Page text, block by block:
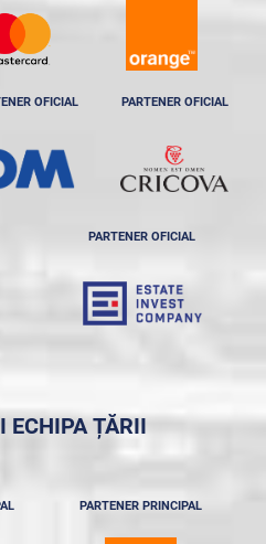
OFICIAL PARTENER OFICIAL
PARTENER OFICIAL
ECHIPA ȚĂRII
PARTENER PRINCIPAL